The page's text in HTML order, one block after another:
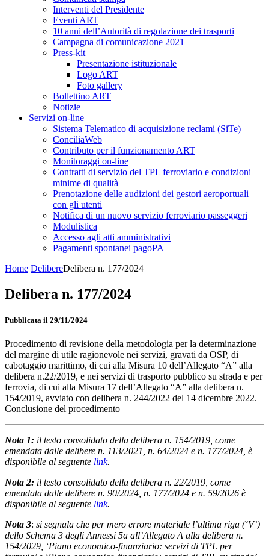
Interventi del Presidente
Eventi ART
10 anni dell’Autorità di regolazione dei trasporti
Campagna di comunicazione 2021
Press-kit
Presentazione istituzionale
Logo ART
Foto gallery
Bollettino ART
Notizie
Servizi on-line
Sistema Telematico di acquisizione reclami (SiTe)
ConciliaWeb
Contributo per il funzionamento ART
Monitoraggi on-line
Contratti di servizio del TPL ferroviario e condizioni
minime di qualità
Prenotazione delle audizioni dei gestori aeroportuali
con gli utenti
Notifica di un nuovo servizio ferroviario passeggeri
Modulistica
Accesso agli atti amministrativi
Pagamenti spontanei pagoPA
Home DelibereDelibera n. 177/2024
Delibera n. 177/2024
Pubblicata il 29/11/2024
Procedimento di revisione della metodologia per la determinazione
del margine di utile ragionevole nei servizi, gravati da OSP, di
cabotaggio marittimo, di cui alla Misura 10 dell’Allegato “A” alla
delibera n.22/2019, e nei servizi di trasporto pubblico su strada e per
ferrovia, di cui alla Misura 17 dell’Allegato “A” alla delibera n.
154/2019, avviato con delibera n. 244/2022 del 14 dicembre 2022.
Conclusione del procedimento
Nota 1: il testo consolidato della delibera n. 154/2019, come
emendata dalle delibere n. 113/2021, n. 64/2024 e n. 177/2024, è
disponibile al seguente link.
Nota 2: il testo consolidato della delibera n. 22/2019, come
emendata dalle delibere n. 90/2024, n. 177/2024 e n. 59/2026 è
disponibile al seguente link.
Nota 3: si segnala che per mero errore materiale l’ultima riga (‘V’)
dello Schema 3 degli Annessi 5a all’Allegato A alla delibera n.
154/2029, ‘Piano economico-finanziario: servizi di TPL per